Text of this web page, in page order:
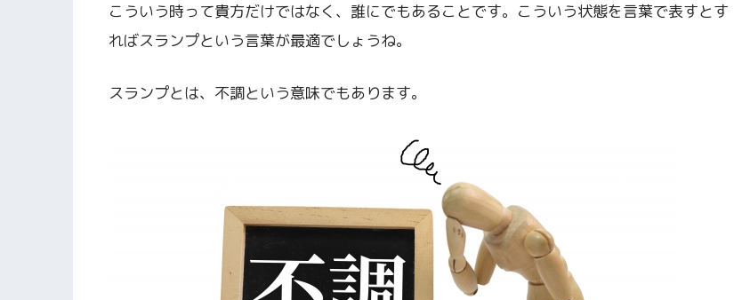
こういう時って貴方だけではなく、誰にでもあることです。こういう状態を言葉で表すとす
ればスランプという言葉が最適でしょうね。
スランプとは、不調という意味でもあります。